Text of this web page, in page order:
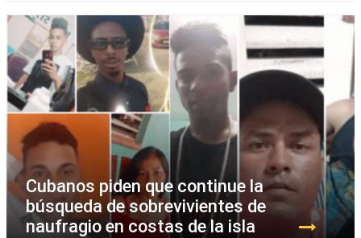
Cubanos piden que continue la
búsqueda de sobrevivientes de
naufragio en costas de la isla